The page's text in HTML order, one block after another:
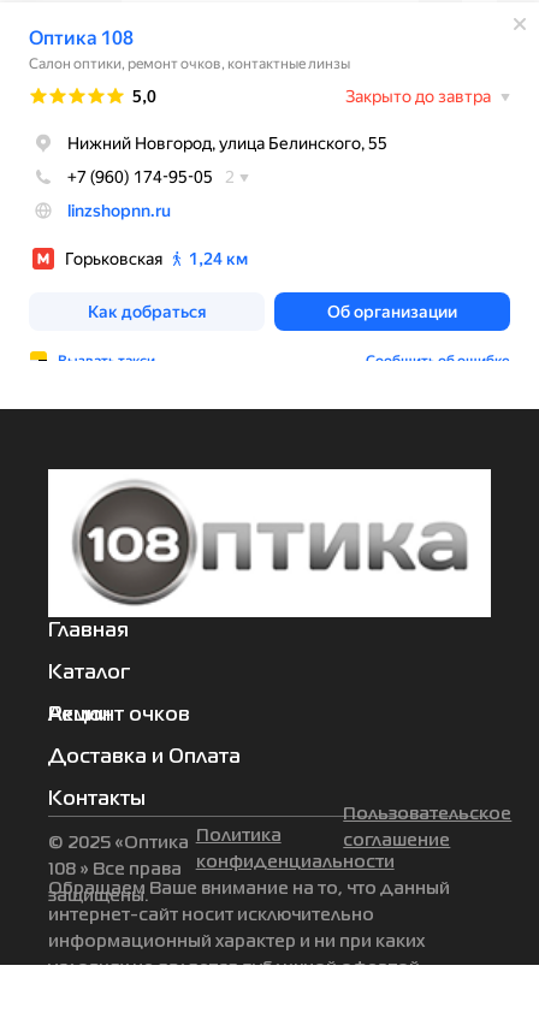
Главная
Каталог
Акции
Ремонт очков
Доставка и Оплата
Контакты
© 2025 «Оптика
108 » Все права
защищены.
Политика
конфиденциальности
Пользовательское
соглашение
Обращаем Ваше внимание на то, что данный
интернет-сайт носит исключительно
информационный характер и ни при каких
условиях не является публичной офертой,